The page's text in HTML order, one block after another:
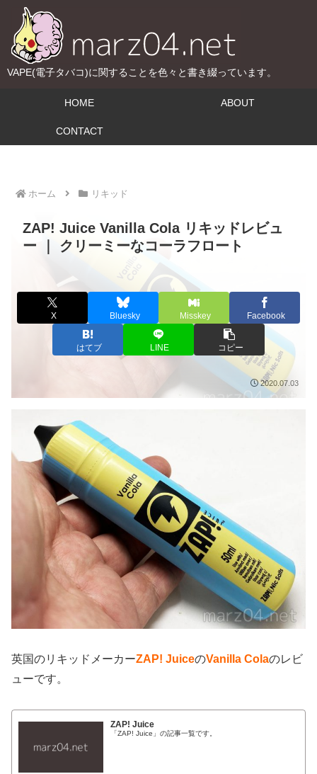
VAPE(電子タバコ)に関することを色々と書き綴っています。
HOME ABOUT
CONTACT
ホーム リキッド
ZAP! Juice Vanilla Cola リキッドレビュ
ー ｜ クリーミーなコーラフロート
X Bluesky Misskey Facebook
はてブ LINE コピー
2020.07.03
英国のリキッドメーカーZAP! JuiceのVanilla Colaのレビ
ューです。
ZAP! Juice
「ZAP! Juice」の記事一覧です。